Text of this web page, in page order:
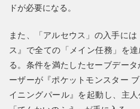
ドが必要になる。
また、「アルセウス」の入手に
ス』で全ての「メイン任務」を
る。条件を満たしたセーブデー
ーザーが『ポケットモンスター
イニングパール』を起動し、主